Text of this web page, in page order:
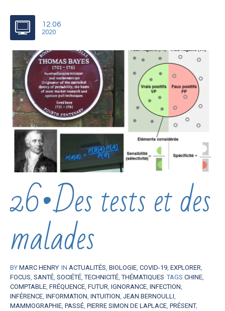
12.06
2020
26•Des tests et des
malades
BY MARC HENRY IN ACTUALITÉS, BIOLOGIE, COVID-19, EXPLORER,
FOCUS, SANTÉ, SOCIÉTÉ,TECHNICITÉ,THÉMATIQUES TAGS CHINE,
COMPTABLE, FRÉQUENCE, FUTUR, IGNORANCE, INFECTION,
INFÉRENCE, INFORMATION, INTUITION, JEAN BERNOULLI,
MAMMOGRAPHIE, PASSÉ, PIERRE SIMON DE LAPLACE, PRÉSENT,